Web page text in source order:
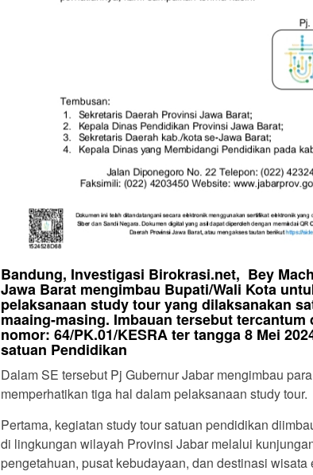
Bandung, Investigasi Birokrasi.net, Bey
Jawa Barat mengimbau Bupati/Wali Kota
pelaksanaan study tour yang dilaksanakan
maaing-masing. Imbauan tersebut tercantum
nomor: 64/PK.01/KESRA ter tangga 8 Mei
satuan Pendidikan
Dalam SE tersebut Pj Gubernur Jabar mengimbau
memperhatikan tiga hal dalam pelaksanaan study tour.
Pertama, kegiatan study tour satuan pendidikan
di lingkungan wilayah Provinsi Jabar melalui
pengetahuan, pusat kebudayaan, dan destinasi